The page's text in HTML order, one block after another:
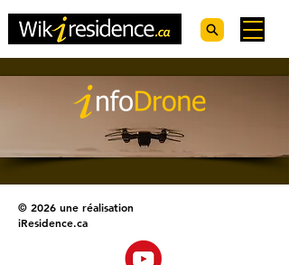
© 2026 une réalisation
iResidence.ca